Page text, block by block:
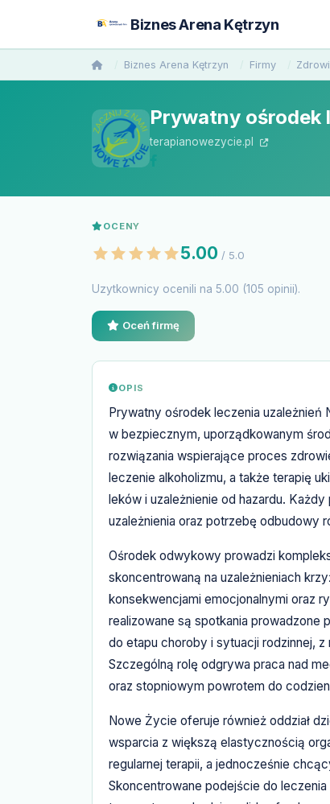
Biznes Arena Kętrzyn
Biznes Arena Kętrzyn Firmy
Prywatny ośrodek
terapianowezycie.pl
OCENY
5.00 / 5.0
Uzytkownicy ocenili na 5.00 (105 opinii).
Oceń firmę
OPIS
Prywatny ośrodek leczenia
w bezpiecznym, uporządkowanym
rozwiązania wspierające proces
leczenie alkoholizmu, a także terapię
leków i uzależnienie od hazardu.
uzależnienia oraz potrzebę odbudowy
Ośrodek odwykowy prowadzi
skoncentrowaną na uzależnieniach
konsekwencjami emocjonalnymi oraz
realizowane są spotkania prowadzone
do etapu choroby i sytuacji rodzinnej,
Szczególną rolę odgrywa praca nad
oraz stopniowym powrotem do
Nowe Życie oferuje również oddział
wsparcia z większą elastycznością
regularnej terapii, a jednocześnie
Skoncentrowane podejście do